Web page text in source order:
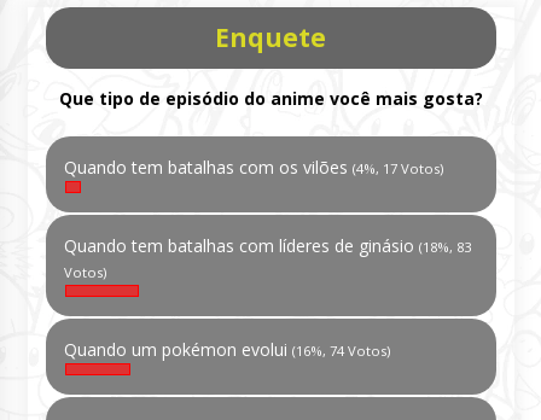
Enquete
Que tipo de episódio do anime você mais gosta?
Quando tem batalhas com os vilões (4%, 17 Votos)
Quando tem batalhas com líderes de ginásio (18%, 83
Votos)
Quando um pokémon evolui (16%, 74 Votos)